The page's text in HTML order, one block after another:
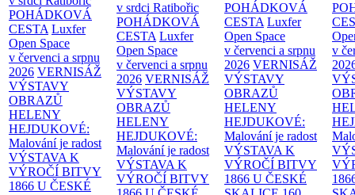
POHÁDKOVÁ
CESTA Luxfer
Open Space
v červenci a srpnu
2026 VERNISÁŽ
VÝSTAVY
OBRAZŮ
HELENY
HEJDUKOVÉ:
Malování je radost
VÝSTAVA K
VÝROČÍ BITVY
1866 U ČESKÉ
v srdci Ratibořic
POHÁDKOVÁ
CESTA Luxfer
Open Space
v červenci a srpnu
2026 VERNISÁŽ
VÝSTAVY
OBRAZŮ
HELENY
HEJDUKOVÉ:
Malování je radost
VÝSTAVA K
VÝROČÍ BITVY
POHÁDKOVÁ
CESTA Luxfer
Open Space
v červenci a srpnu
2026 VERNISÁŽ
VÝSTAVY
OBRAZŮ
HELENY
HEJDUKOVÉ:
Malování je radost
VÝSTAVA K
VÝROČÍ BITVY
1866 U ČESKÉ
v